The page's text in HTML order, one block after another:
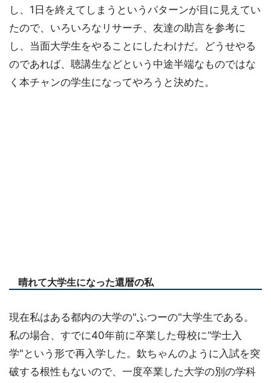
し、1日を終えてしまうというパターンが目に見えてい
たので、いろいろなリサーチ、友達の助言を参考に
し、当面大学生をやることにしたわけだ。どうせやる
のであれば、聴講生などという中途半端なものではな
く本チャンの学生になってやろうと決めた。
晴れて大学生になった還暦の私
現在私はある都内の大学の"ふつーの"大学生である。
私の場合、すでに40年前に卒業した母校に“学士入
学"という形で再入学した。欽ちゃんのように入試を突
破する根性もないので、一度卒業した大学の別の学科